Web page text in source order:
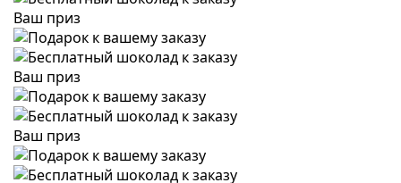
Ваш приз
Ваш приз
Ваш приз